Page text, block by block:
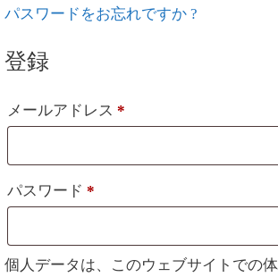
パスワードをお忘れですか ?
登録
メールアドレス *
パスワード *
個人データは、このウェブサイトでの体